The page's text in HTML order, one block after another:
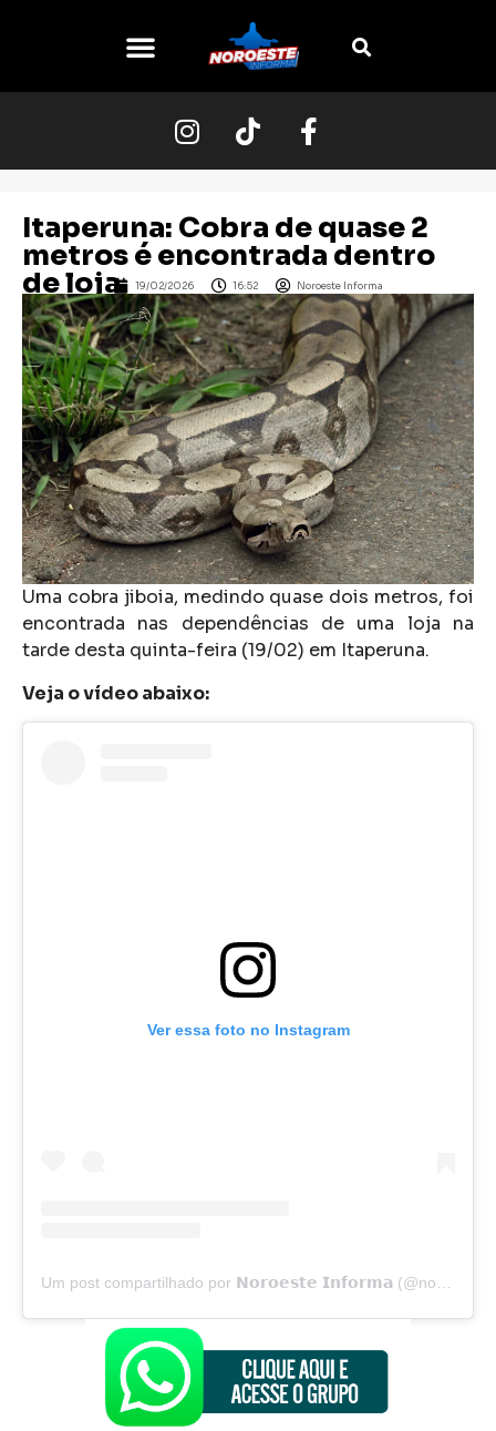
Itaperuna: Cobra de quase 2
metros é encontrada dentro
de loja
19/02/2026 16:52 Noroeste Informa
Uma cobra jiboia, medindo quase dois metros, foi
encontrada nas dependências de uma loja na
tarde desta quinta-feira (19/02) em Itaperuna.
Veja o vídeo abaixo:
Ver essa foto no Instagram